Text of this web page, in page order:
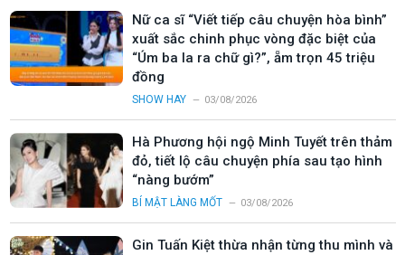
Nữ ca sĩ “Viết tiếp câu chuyện hòa bình”
xuất sắc chinh phục vòng đặc biệt của
“Úm ba la ra chữ gì?”, ẵm trọn 45 triệu
đồng
SHOW HAY 03/08/2026
Hà Phương hội ngộ Minh Tuyết trên thảm
đỏ, tiết lộ câu chuyện phía sau tạo hình
“nàng bướm”
BÍ MẬT LÀNG MỐT 03/08/2026
Gin Tuấn Kiệt thừa nhận từng thu mình và